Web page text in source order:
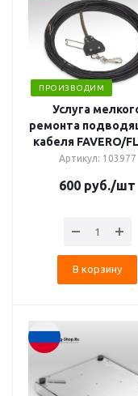
ПРОИЗВОДИМ
Услуга
ремонта
кабеля FAVERO/
Артикул: 103977
600 руб./шт
В корзину